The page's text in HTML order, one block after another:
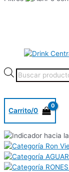
Carrito/0